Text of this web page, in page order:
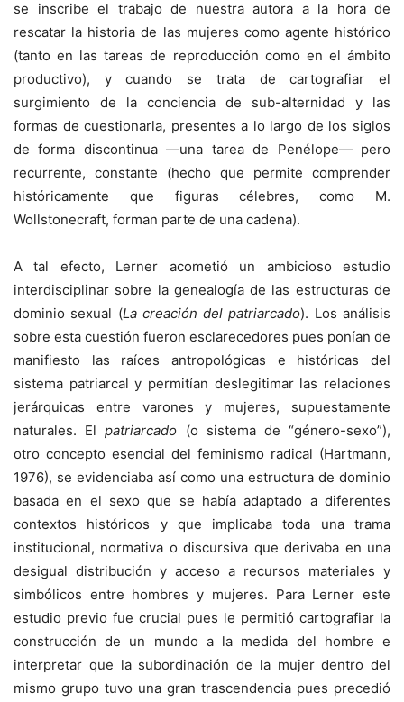
se inscribe el trabajo de nuestra autora a la hora de
rescatar la historia de las mujeres como agente histórico
(tanto en las tareas de reproducción como en el ámbito
productivo), y cuando se trata de cartografiar el
surgimiento de la conciencia de sub-alternidad y las
formas de cuestionarla, presentes a lo largo de los siglos
de forma discontinua —una tarea de Penélope— pero
recurrente, constante (hecho que permite comprender
históricamente que figuras célebres, como M.
Wollstonecraft, forman parte de una cadena).
A tal efecto, Lerner acometió un ambicioso estudio
interdisciplinar sobre la genealogía de las estructuras de
dominio sexual (La creación del patriarcado). Los análisis
sobre esta cuestión fueron esclarecedores pues ponían de
manifiesto las raíces antropológicas e históricas del
sistema patriarcal y permitían deslegitimar las relaciones
jerárquicas entre varones y mujeres, supuestamente
naturales. Elpatriarcado (o sistema de “género-sexo”),
otro concepto esencial del feminismo radical (Hartmann,
1976), se evidenciaba así como una estructura de dominio
basada en el sexo que se había adaptado a diferentes
contextos históricos y que implicaba toda una trama
institucional, normativa o discursiva que derivaba en una
desigual distribución y acceso a recursos materiales y
simbólicos entre hombres y mujeres. Para Lerner este
estudio previo fue crucial pues le permitió cartografiar la
construcción de un mundo a la medida del hombre e
interpretar que la subordinación de la mujer dentro del
mismo grupo tuvo una gran trascendencia pues precedió